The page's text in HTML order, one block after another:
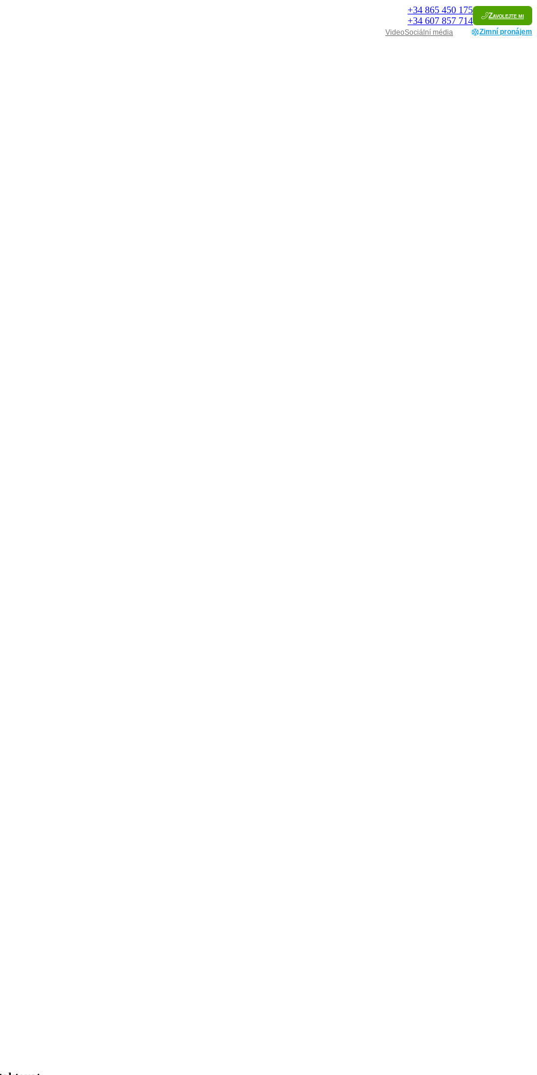
+34 865 450 175
+34 607 857 714
Zavolejte mi
VideoSociální média Zimní pronájem